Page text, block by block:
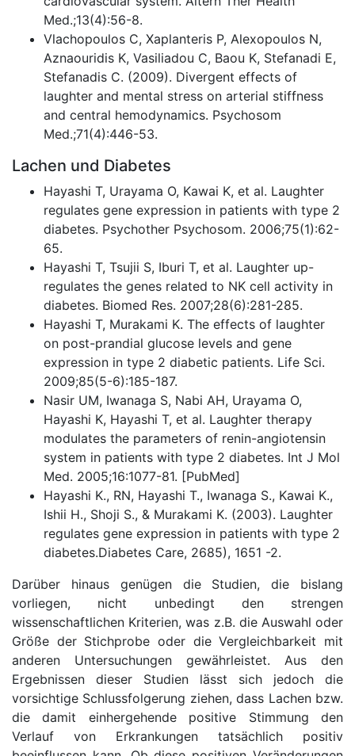
Med.;13(4):56-8.
Vlachopoulos C, Xaplanteris P, Alexopoulos N,
Aznaouridis K, Vasiliadou C, Baou K, Stefanadi E,
Stefanadis C. (2009). Divergent effects of
laughter and mental stress on arterial stiffness
and central hemodynamics. Psychosom
Med.;71(4):446-53.
Lachen und Diabetes
Hayashi T, Urayama O, Kawai K, et al. Laughter
regulates gene expression in patients with type 2
diabetes. Psychother Psychosom. 2006;75(1):62-
65.
Hayashi T, Tsujii S, Iburi T, et al. Laughter up-
regulates the genes related to NK cell activity in
diabetes. Biomed Res. 2007;28(6):281-285.
Hayashi T, Murakami K. The effects of laughter
on post-prandial glucose levels and gene
expression in type 2 diabetic patients. Life Sci.
2009;85(5-6):185-187.
Nasir UM, Iwanaga S, Nabi AH, Urayama O,
Hayashi K, Hayashi T, et al. Laughter therapy
modulates the parameters of renin-angiotensin
system in patients with type 2 diabetes. Int J Mol
Med. 2005;16:1077-81. [PubMed]
Hayashi K., RN, Hayashi T., Iwanaga S., Kawai K.,
Ishii H., Shoji S., & Murakami K. (2003). Laughter
regulates gene expression in patients with type 2
diabetes.Diabetes Care, 2685), 1651 -2.
Darüber hinaus genügen die Studien, die bislang
vorliegen, nicht unbedingt den strengen
wissenschaftlichen Kriterien, was z.B. die Auswahl oder
Größe der Stichprobe oder die Vergleichbarkeit mit
anderen Untersuchungen gewährleistet. Aus den
Ergebnissen dieser Studien lässt sich jedoch die
vorsichtige Schlussfolgerung ziehen, dass Lachen bzw.
die damit einhergehende positive Stimmung den
Verlauf von Erkrankungen tatsächlich positiv